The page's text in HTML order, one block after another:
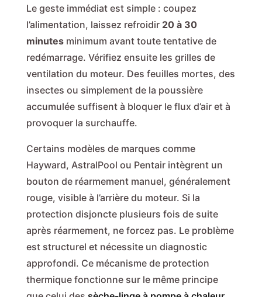
Le geste immédiat est simple : coupez
l’alimentation, laissez refroidir 20 à 30
minutesminimum avant toute tentative de
redémarrage. Vérifiez ensuite les grilles de
ventilation du moteur. Des feuilles mortes, des
insectes ou simplement de la poussière
accumulée suffisent à bloquer le flux d’air et à
provoquer la surchauffe.
Certains modèles de marques comme
Hayward, AstralPool ou Pentair intègrent un
bouton de réarmement manuel, généralement
rouge, visible à l’arrière du moteur. Si la
protection disjoncte plusieurs fois de suite
après réarmement, ne forcez pas. Le problème
est structurel et nécessite un diagnostic
approfondi. Ce mécanisme de protection
thermique fonctionne sur le même principe